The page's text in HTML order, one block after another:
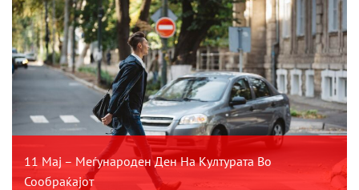
11 Мај – Меѓународен Ден На Културата Во
Сообраќајот